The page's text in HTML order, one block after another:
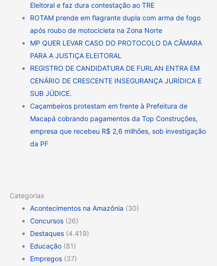
Eleitoral e faz dura contestação ao TRE
ROTAM prende em flagrante dupla com arma de fogo
após roubo de motocicleta na Zona Norte
MP QUER LEVAR CASO DO PROTOCOLO DA CÂMARA
PARA A JUSTIÇA ELEITORAL
REGISTRO DE CANDIDATURA DE FURLAN ENTRA EM
CENÁRIO DE CRESCENTE INSEGURANÇA JURÍDICA E
SUB JÚDICE.
Caçambeiros protestam em frente à Prefeitura de
Macapá cobrando pagamentos da Top Construções,
empresa que recebeu R$ 2,6 milhões, sob investigação
da PF
Categorias
Acontecimentos na Amazônia (30)
Concursos (26)
Destaques (4.419)
Educação (81)
Empregos (37)